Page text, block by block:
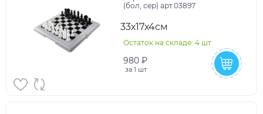
(бол, сер) арт.03897
33х17х4см
Остаток на складе: 4 шт
980 ₽
за 1 шт